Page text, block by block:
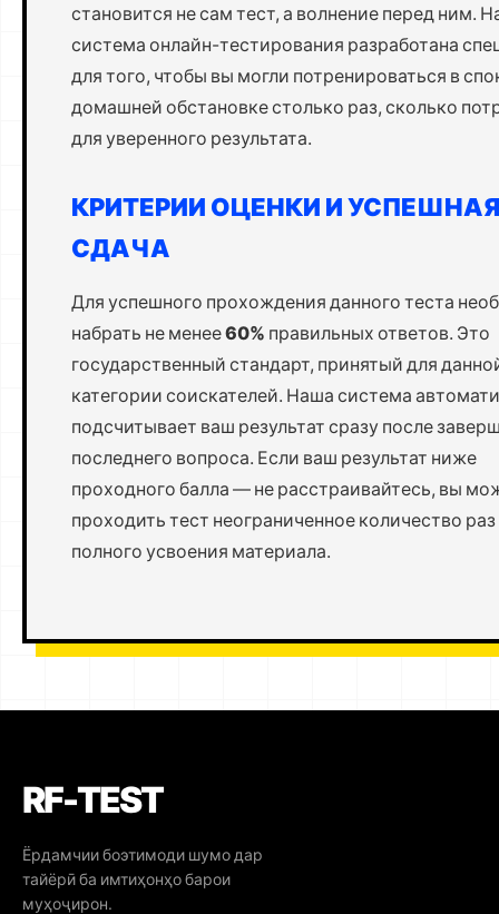
становится не сам тест, а волнение перед ним.
система онлайн-тестирования разработана
для того, чтобы вы могли потренироваться в
домашней обстановке столько раз, сколько
для уверенного результата.
КРИТЕРИИ ОЦЕНКИ И УСПЕШНАЯ
СДАЧА
Для успешного прохождения данного теста
набрать не менее60% правильных ответов. Это
государственный стандарт, принятый для
категории соискателей. Наша система
подсчитывает ваш результат сразу после
последнего вопроса. Если ваш результат ниже
проходного балла — не расстраивайтесь, вы
проходить тест неограниченное количество
полного усвоения материала.
RF-TEST
Ёрдамчии боэтимоди шумо дар
тайёрӣ ба имтиҳонҳо барои
муҳоҷирон.